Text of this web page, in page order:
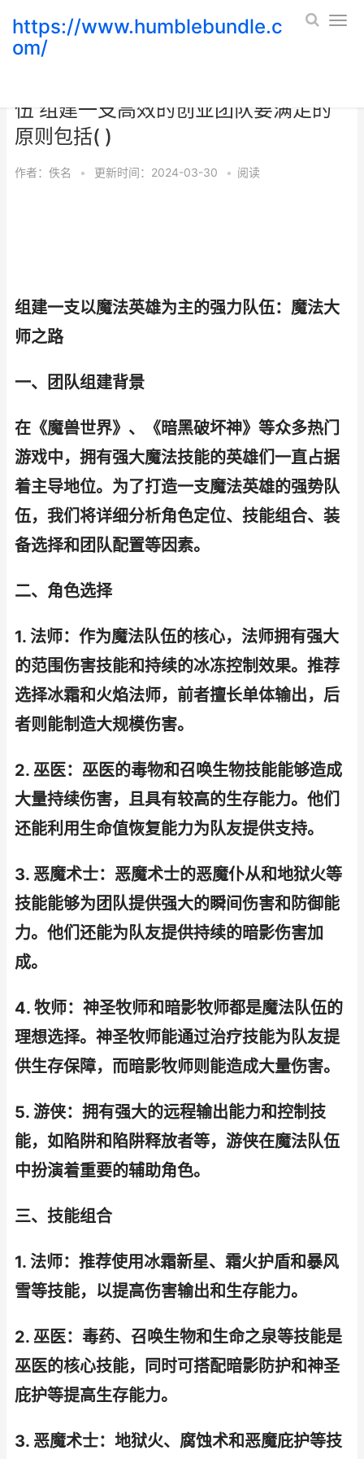
https://www.humblebundle.c
om/
伍 组建一支高效的创业团队要满足的
原则包括( )
作者： 佚名 • 更新时间：2024-03-30 • 阅读
组建一支以魔法英雄为主的强力队伍：魔法大
师之路
一、团队组建背景
在《魔兽世界》、《暗黑破坏神》等众多热门
游戏中，拥有强大魔法技能的英雄们一直占据
着主导地位。为了打造一支魔法英雄的强势队
伍，我们将详细分析角色定位、技能组合、装
备选择和团队配置等因素。
二、角色选择
1. 法师：作为魔法队伍的核心，法师拥有强大
的范围伤害技能和持续的冰冻控制效果。推荐
选择冰霜和火焰法师，前者擅长单体输出，后
者则能制造大规模伤害。
2. 巫医：巫医的毒物和召唤生物技能能够造成
大量持续伤害，且具有较高的生存能力。他们
还能利用生命值恢复能力为队友提供支持。
3. 恶魔术士：恶魔术士的恶魔仆从和地狱火等
技能能够为团队提供强大的瞬间伤害和防御能
力。他们还能为队友提供持续的暗影伤害加
成。
4. 牧师：神圣牧师和暗影牧师都是魔法队伍的
理想选择。神圣牧师能通过治疗技能为队友提
供生存保障，而暗影牧师则能造成大量伤害。
5. 游侠：拥有强大的远程输出能力和控制技
能，如陷阱和陷阱释放者等，游侠在魔法队伍
中扮演着重要的辅助角色。
三、技能组合
1. 法师：推荐使用冰霜新星、霜火护盾和暴风
雪等技能，以提高伤害输出和生存能力。
2. 巫医：毒药、召唤生物和生命之泉等技能是
巫医的核心技能，同时可搭配暗影防护和神圣
庇护等提高生存能力。
3. 恶魔术士：地狱火、腐蚀术和恶魔庇护等技